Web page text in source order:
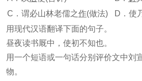
C．谓必山林老儒之作(做法) D．使
用现代汉语翻译下面的句子。
昼夜读书厩中，使初不知也。
用一个短语或一句话分别评价文中刘
物。